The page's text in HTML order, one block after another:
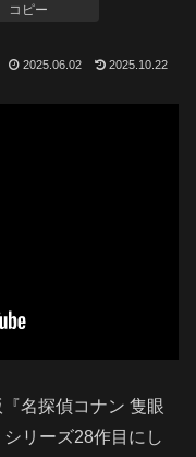
コピー
2025.06.02 2025.10.22
名探偵コナン 隻眼
リーズ28作目にし